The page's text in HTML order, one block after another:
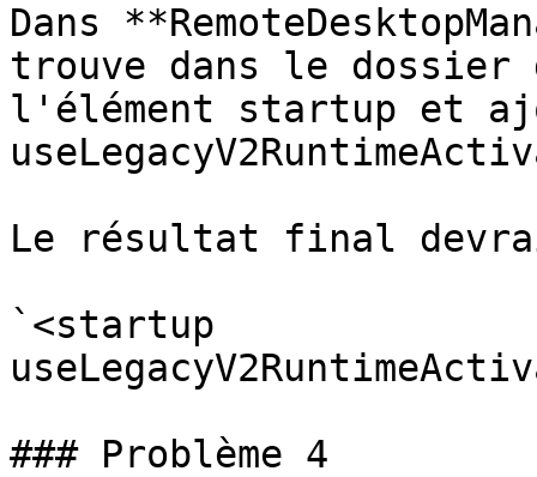
Dans
trouve dans le
l'élément startup et
Le résultat final
`<startup
### Problème 4